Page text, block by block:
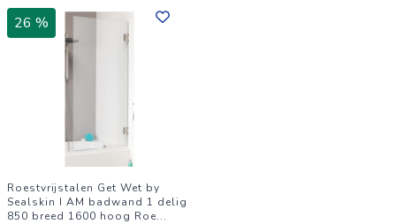
26 %
Roestvrijstalen Get Wet by
Sealskin I AM badwand 1 delig
850 breed 1600 hoog Roe...